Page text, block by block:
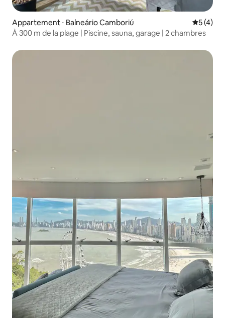
Appartement ⋅ Balneário Camboriú
5 (4)
À 300 m de la plage | Piscine, sauna, garage | 2 chambres